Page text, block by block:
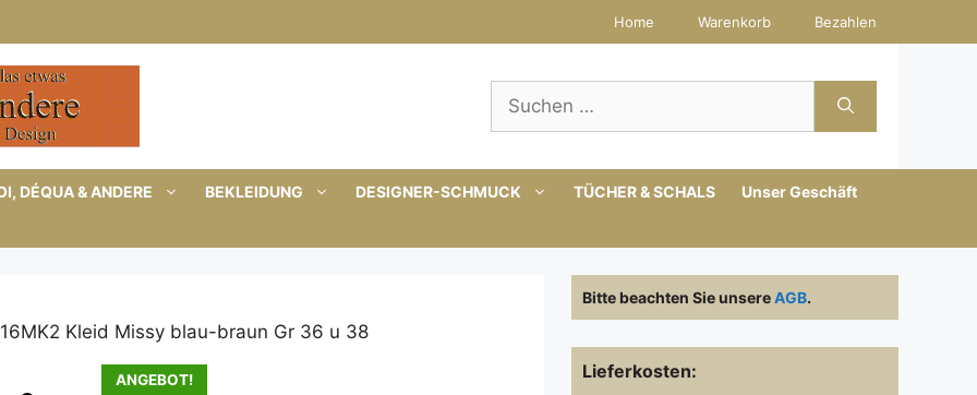
Home Warenkorb Bezahlen
Suchen
nach:
DÉQUA & ANDERE BEKLEIDUNG DESIGNER-SCHMUCK TÜCHER & SCHALS Unser Geschäft
Kleid Missy blau-braun Gr 36 u 38
ANGEBOT!
Bitte beachten Sie unsereAGB.
Lieferkosten: